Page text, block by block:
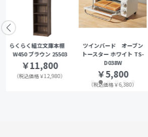
らくらく組立文庫本棚
W450 ブラウン 25503
￥11,800
（税込価格￥12,980）
ツインバード オーブン
トースター ホワイト TS-
D038W
￥5,800
（税込価格￥6,380）